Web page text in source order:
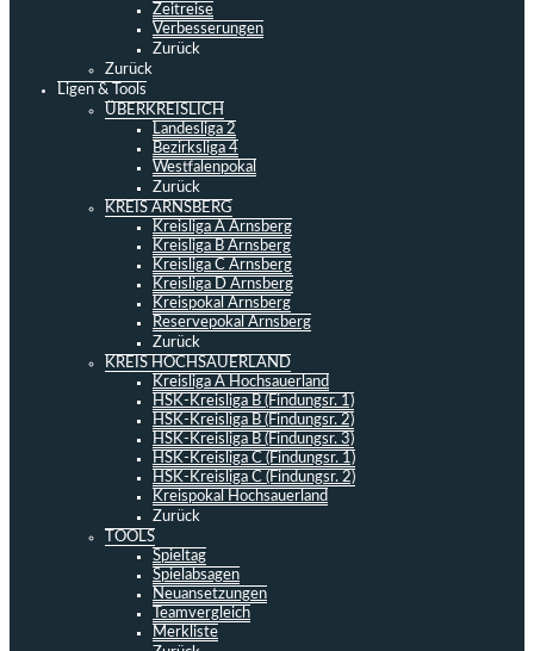
Zeitreise
Verbesserungen
Zurück
Zurück
Ligen & Tools
ÜBERKREISLICH
Landesliga 2
Bezirksliga 4
Westfalenpokal
Zurück
KREIS ARNSBERG
Kreisliga A Arnsberg
Kreisliga B Arnsberg
Kreisliga C Arnsberg
Kreisliga D Arnsberg
Kreispokal Arnsberg
Reservepokal Arnsberg
Zurück
KREIS HOCHSAUERLAND
Kreisliga A Hochsauerland
HSK-Kreisliga B (Findungsr. 1)
HSK-Kreisliga B (Findungsr. 2)
HSK-Kreisliga B (Findungsr. 3)
HSK-Kreisliga C (Findungsr. 1)
HSK-Kreisliga C (Findungsr. 2)
Kreispokal Hochsauerland
Zurück
TOOLS
Spieltag
Spielabsagen
Neuansetzungen
Teamvergleich
Merkliste